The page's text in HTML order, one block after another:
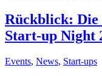
Rückblick:
Start-up Night
Events, News, Start-ups